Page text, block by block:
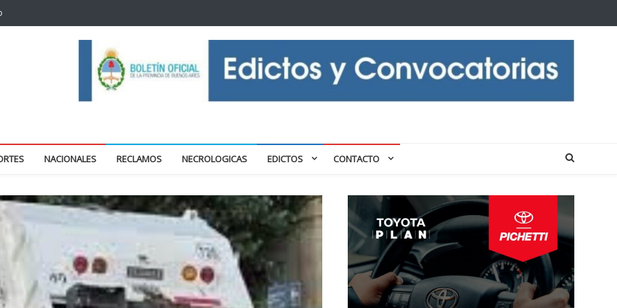
NACIONALES RECLAMOS NECROLOGICAS EDICTOS CONTACTO